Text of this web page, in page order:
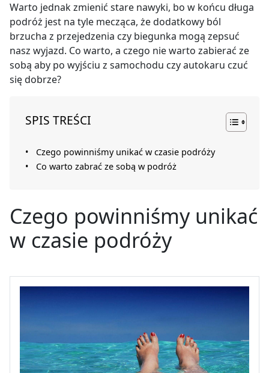
Warto jednak zmienić stare nawyki, bo w końcu długa
podróż jest na tyle mecząca, że dodatkowy ból
brzucha z przejedzenia czy biegunka mogą zepsuć
nasz wyjazd. Co warto, a czego nie warto zabierać ze
sobą aby po wyjściu z samochodu czy autokaru czuć
się dobrze?
SPIS TREŚCI
Czego powinniśmy unikać w czasie podróży
Co warto zabrać ze sobą w podróż
Czego powinniśmy unikać
w czasie podróży